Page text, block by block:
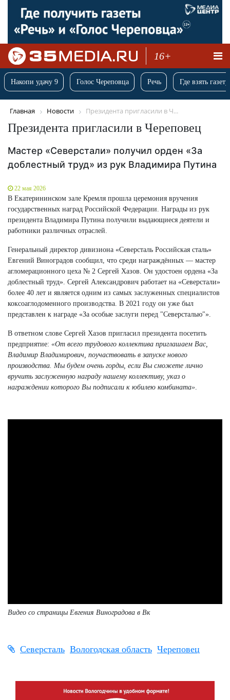
16+
Накопи удачу 9 Голос Череповца Речь Где взять
Главная Новости Президента пригласили в Ч...
Президента пригласили в Череповец
Мастер «Северстали» получил орден «За
доблестный труд» из рук Владимира Путина
22 мая 2026
В Екатерининском зале Кремля прошла церемония вручения
государственных наград Российской Федерации. Награды из рук
президента Владимира Путина получили выдающиеся деятели и
работники различных отраслей.
Генеральный директор дивизиона «Северсталь Российская сталь»
Евгений Виноградов сообщил, что среди награждённых — мастер
агломерационного цеха № 2 Сергей Хазов. Он удостоен ордена «За
доблестный труд». Сергей Александрович работает на «Северстали»
более 40 лет и является одним из самых заслуженных специалистов
коксоаглодоменного производства. В 2021 году он уже был
представлен к награде «За особые заслуги перед "Северсталью"».
В ответном слове Сергей Хазов пригласил президента посетить
предприятие: «От всего трудового коллектива приглашаем Вас,
Владимир Владимирович, поучаствовать в запуске нового
производства. Мы будем очень горды, если Вы сможете лично
вручить заслуженную награду нашему коллективу, указ о
награждении которого Вы подписали к юбилею комбината»
Видео со страницы Евгения Виноградова в Вк
Северсталь Вологодская область Череповец